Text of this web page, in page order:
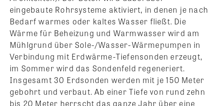
eingebaute Rohrsysteme aktiviert, in denen je nach
Bedarf warmes oder kaltes Wasser fließt. Die
Wärme für Beheizung und Warmwasser wird am
Mühlgrund über Sole-/Wasser-Wärmepumpen in
Verbindung mit Erdwärme-Tiefensonden erzeugt,
im Sommer wird das Sondenfeld regeneriert.
Insgesamt 30 Erdsonden werden mit je 150 Meter
gebohrt und verbaut. Ab einer Tiefe von rund zehn
bis 20 Meter herrscht das ganze Jahr über eine